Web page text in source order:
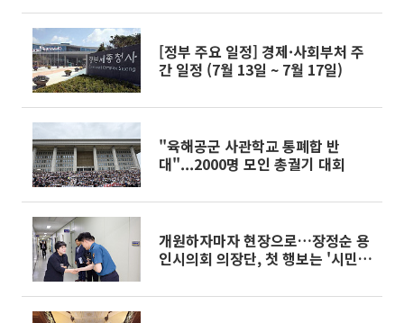
[정부 주요 일정] 경제·사회부처 주
간 일정 (7월 13일 ~ 7월 17일)
"육해공군 사관학교 통폐합 반
대"...2000명 모인 총궐기 대회
개원하자마자 현장으로…장정순 용
인시의회 의장단, 첫 행보는 '시민안